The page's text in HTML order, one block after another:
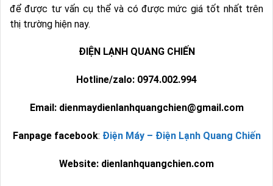
để được tư vấn cụ thể và có được mức giá tốt nhất trên
thị trường hiện nay.
ĐIỆN LẠNH QUANG CHIẾN
Hotline/zalo: 0974.002.994
Email: dienmaydienlanhquangchien@gmail.com
Fanpage facebook: Điện Máy – Điện Lạnh Quang Chiến
Website: dienlanhquangchien.com